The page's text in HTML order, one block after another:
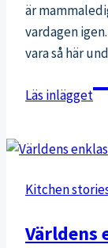
är
vardagen
vara så här
Läs inlägget
Kitchen
Världens